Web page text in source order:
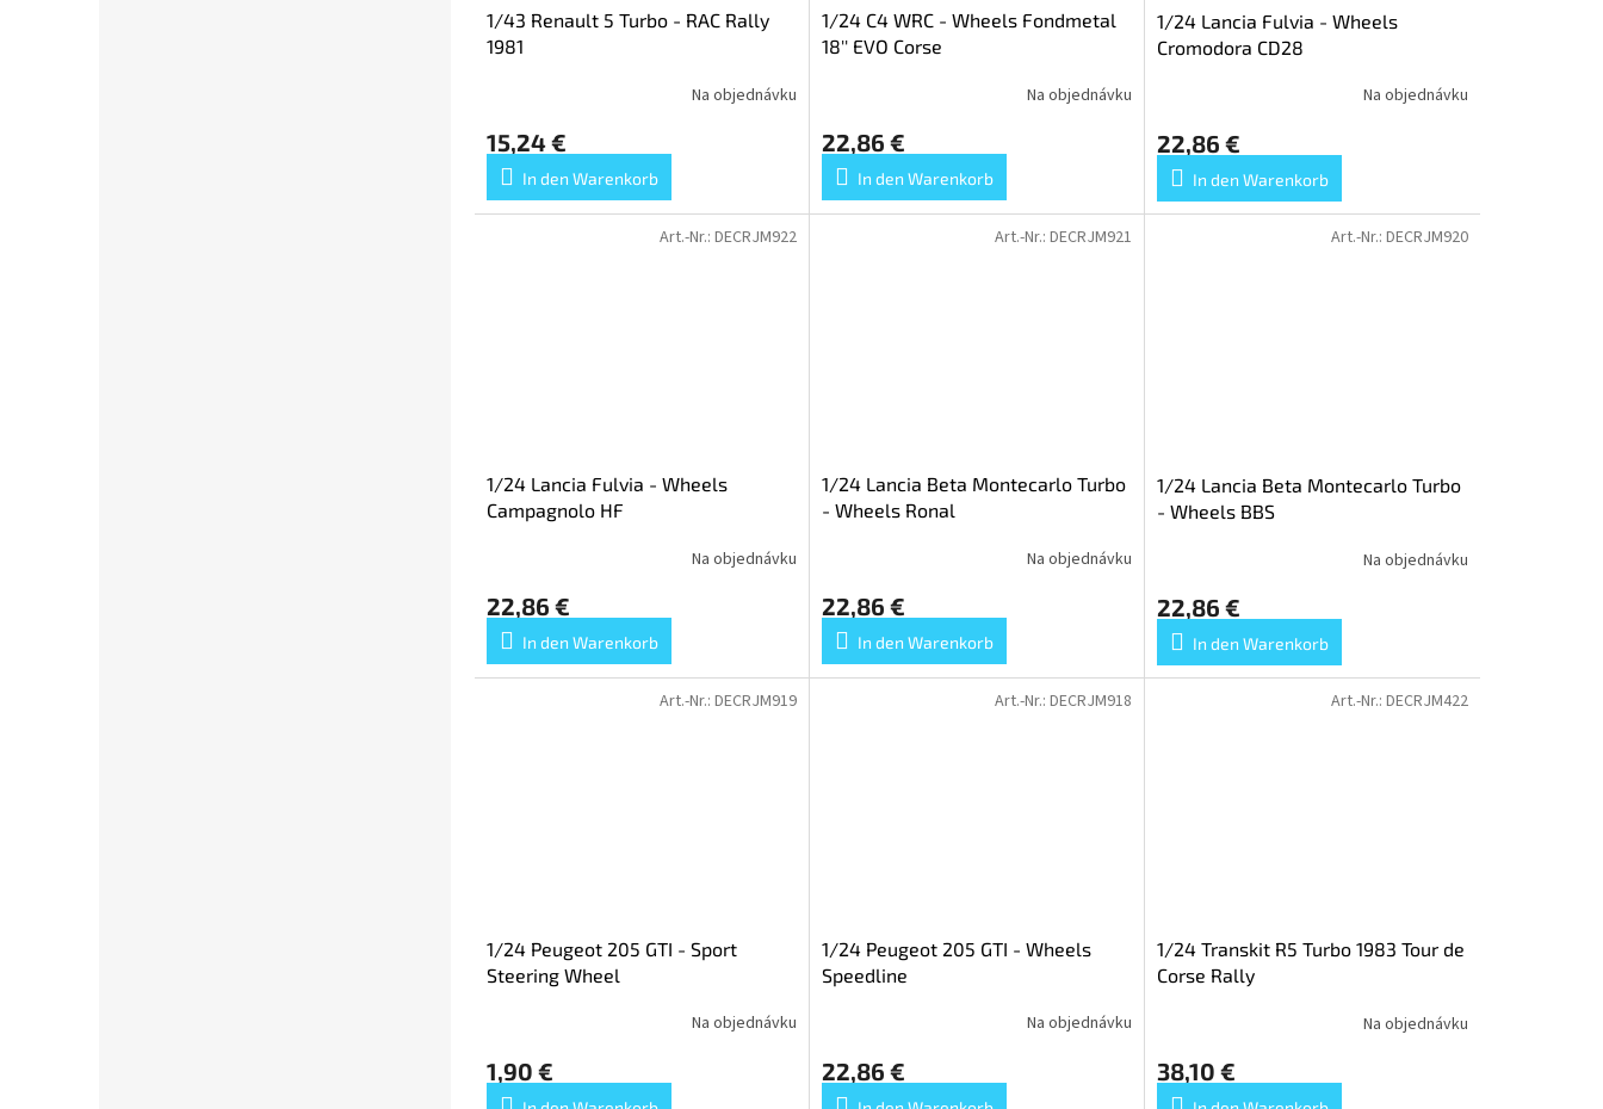
1/43 Renault 5 Turbo - RAC Rally
1981
Na objednávku
15,24 €
In den Warenkorb
1/24 C4 WRC - Wheels Fondmetal
18'' EVO Corse
Na objednávku
22,86 €
In den Warenkorb
1/24 Lancia Fulvia - Wheels
Cromodora CD28
Na objednávku
22,86 €
In den Warenkorb
1/24 Lancia Fulvia - Wheels
Campagnolo HF
Na objednávku
22,86 €
In den Warenkorb
Art.-Nr.: DECRJM922
1/24 Lancia Beta Montecarlo Turbo
- Wheels Ronal
Na objednávku
22,86 €
In den Warenkorb
Art.-Nr.: DECRJM921
1/24 Lancia Beta Montecarlo Turbo
- Wheels BBS
Na objednávku
22,86 €
In den Warenkorb
Art.-Nr.: DECRJM920
1/24 Peugeot 205 GTI - Sport
Steering Wheel
Na objednávku
1,90 €
Art.-Nr.: DECRJM919
1/24 Peugeot 205 GTI - Wheels
Speedline
Na objednávku
22,86 €
Art.-Nr.: DECRJM918
1/24 Transkit R5 Turbo 1983 Tour de
Corse Rally
Na objednávku
38,10 €
Art.-Nr.: DECRJM422